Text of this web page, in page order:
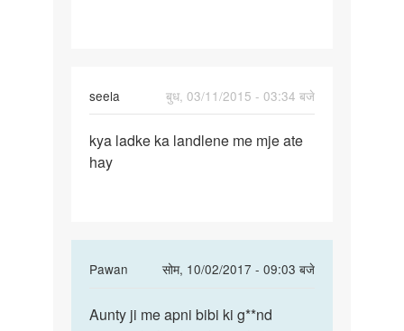
seela
बुध, 03/11/2015 - 03:34 बजे
kya
ladke
kya ladke ka landlene me mje ate
hay
Pawan
सोम, 10/02/2017 - 09:03 बजे
to
Aunty
Aunty ji me apni bibi ki g**nd